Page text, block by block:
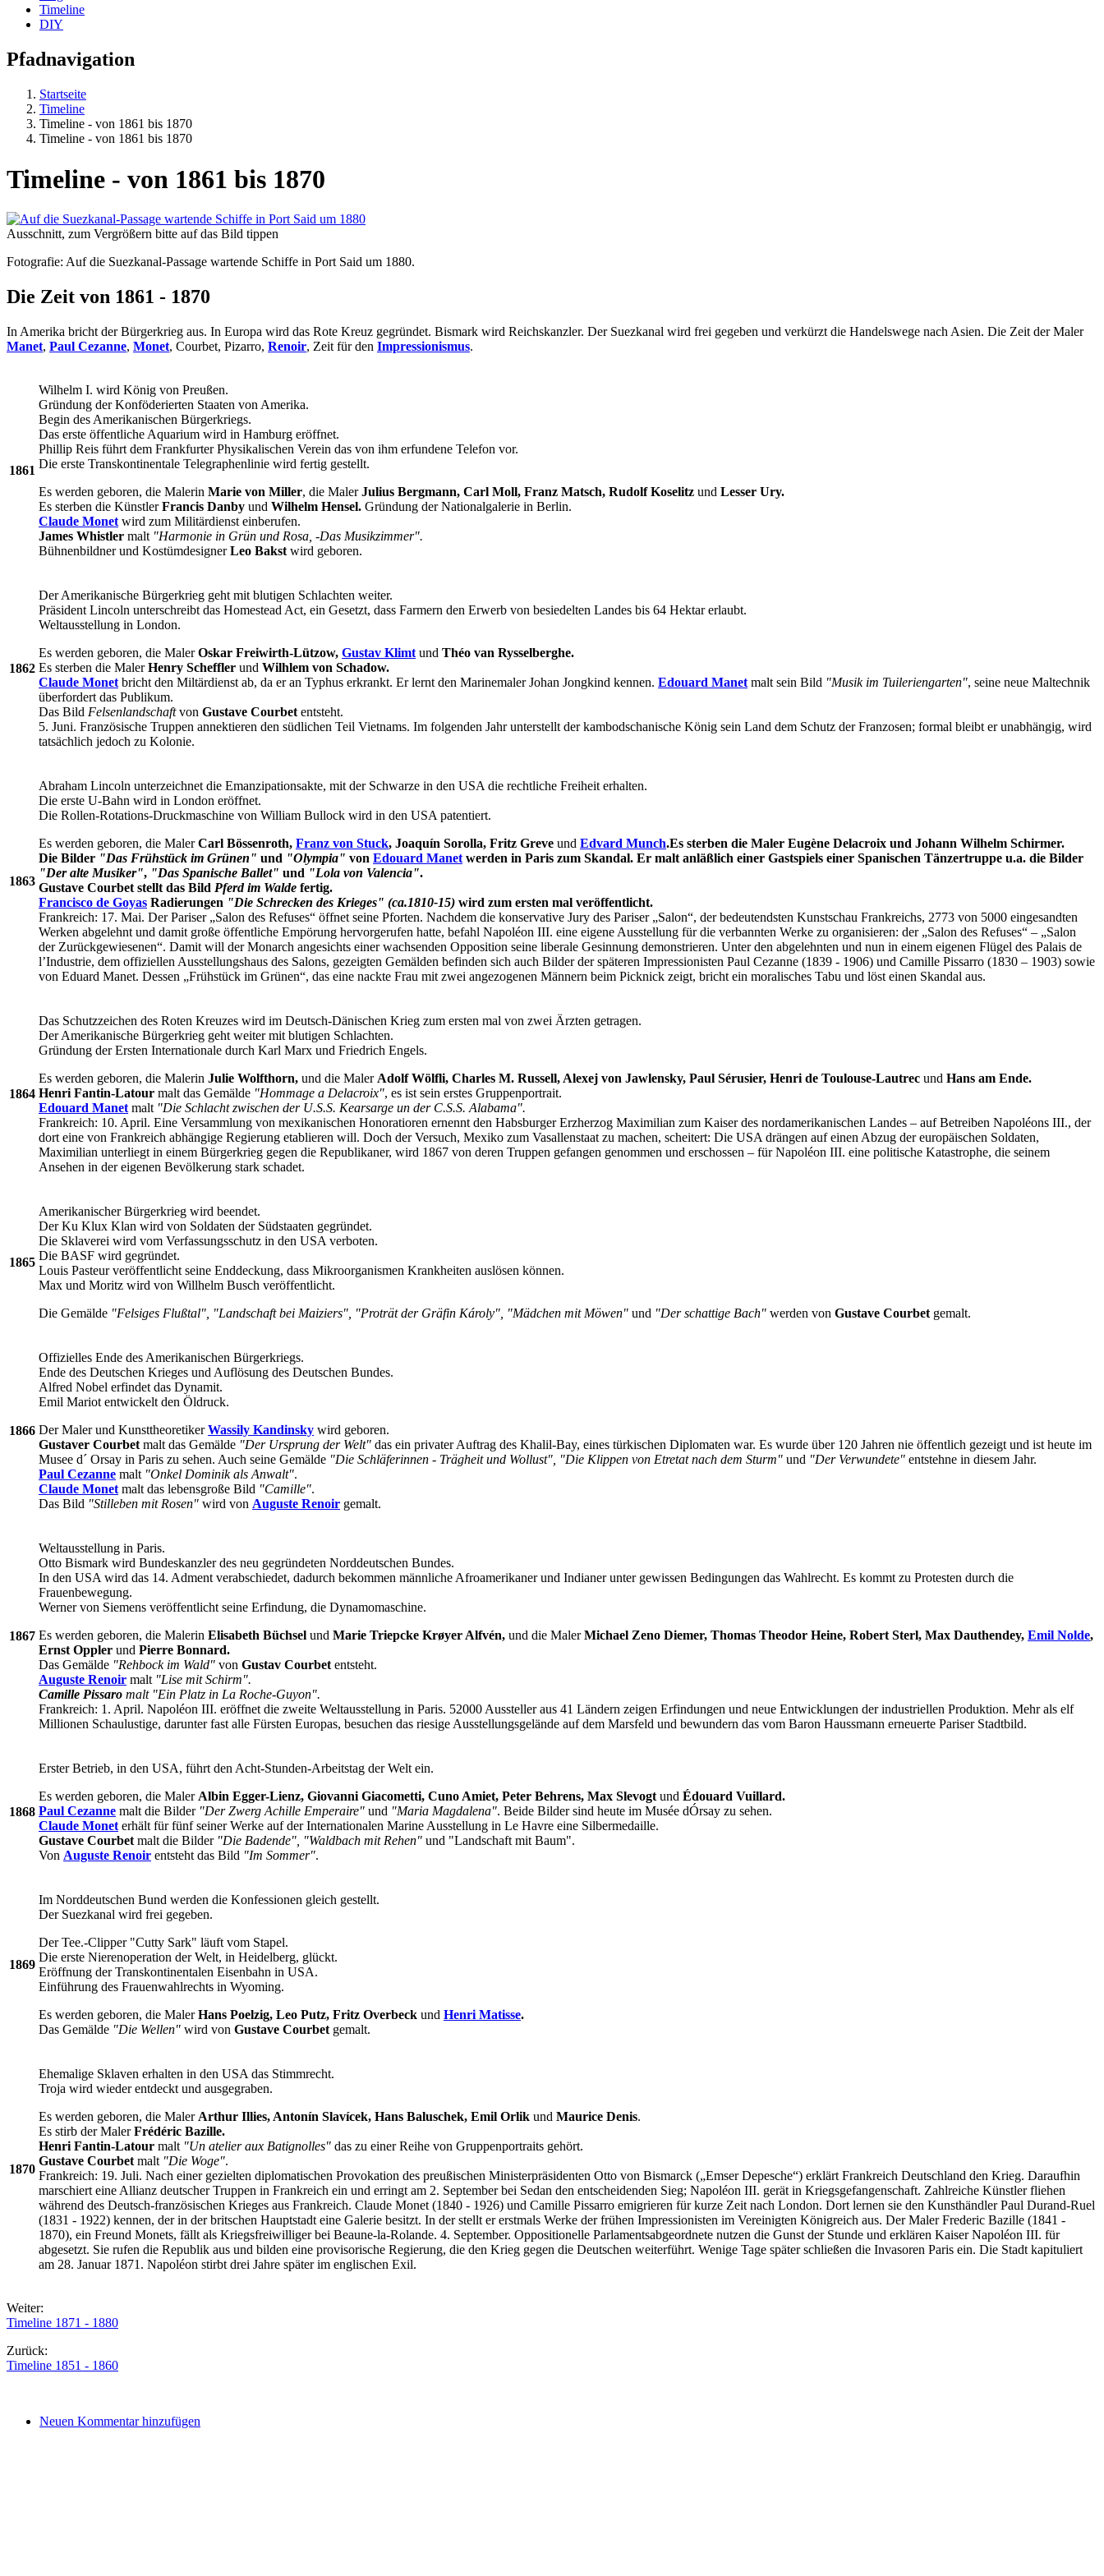
Timeline
DIY
Pfadnavigation
Startseite
Timeline
Timeline - von 1861 bis 1870
Timeline - von 1861 bis 1870
Timeline - von 1861 bis 1870
Ausschnitt, zum Vergrößern bitte auf das Bild tippen
Fotografie: Auf die Suezkanal-Passage wartende Schiffe in Port Said um 1880.
Die Zeit von 1861 - 1870
In Amerika bricht der Bürgerkrieg aus. In Europa wird das Rote Kreuz gegründet. Bismark wird Reichskanzler. Der Suezkanal wird frei gegeben und verkürzt die Handelswege nach Asien. Die Zeit der Maler
Manet, Paul Cezanne, Monet, Courbet, Pizarro, Renoir, Zeit für den Impressionismus.
1861
Wilhelm I. wird König von Preußen.
Gründung der Konföderierten Staaten von Amerika.
Begin des Amerikanischen Bürgerkriegs.
Das erste öffentliche Aquarium wird in Hamburg eröffnet.
Phillip Reis führt dem Frankfurter Physikalischen Verein das von ihm erfundene Telefon vor.
Die erste Transkontinentale Telegraphenlinie wird fertig gestellt.
Es werden geboren, die Malerin Marie von Miller, die MalerJulius Bergmann, Carl Moll, Franz Matsch, Rudolf Koselitz und Lesser Ury.
Es sterben die KünstlerFrancis Danby und Wilhelm Hensel. Gründung der Nationalgalerie in Berlin.
Claude Monet wird zum Militärdienst einberufen.
James Whistler malt "Harmonie in Grün und Rosa, -Das Musikzimmer".
Bühnenbildner und KostümdesignerLeo Bakst wird geboren.
1862
Der Amerikanische Bürgerkrieg geht mit blutigen Schlachten weiter.
Präsident Lincoln unterschreibt das Homestead Act, ein Gesetzt, dass Farmern den Erwerb von besiedelten Landes bis 64 Hektar erlaubt.
Weltausstellung in London.
Es werden geboren, die MalerOskar Freiwirth-Lützow, Gustav Klimt und Théo van Rysselberghe.
Es sterben die MalerHenry Scheffler und Wilhlem von Schadow.
Claude Monet bricht den Miltärdienst ab, da er an Typhus erkrankt. Er lernt den Marinemaler Johan Jongkind kennen. Edouard Manet malt sein Bild "Musik im Tuileriengarten", seine neue Maltechnik
überfordert das Publikum.
Das Bild Felsenlandschaftvon Gustave Courbet entsteht.
5. Juni. Französische Truppen annektieren den südlichen Teil Vietnams. Im folgenden Jahr unterstellt der kambodschanische König sein Land dem Schutz der Franzosen; formal bleibt er unabhängig, wird
tatsächlich jedoch zu Kolonie.
1863
Abraham Lincoln unterzeichnet die Emanzipationsakte, mit der Schwarze in den USA die rechtliche Freiheit erhalten.
Die erste U-Bahn wird in London eröffnet.
Die Rollen-Rotations-Druckmaschine von William Bullock wird in den USA patentiert.
Es werden geboren, die MalerCarl Bössenroth, Franz von Stuck, Joaquín Sorolla, Fritz Greve und Edvard Munch.Es sterben die Maler Eugène Delacroix und Johann Wilhelm Schirmer.
Die Bilder "Das Frühstück im Grünen" und "Olympia" von Edouard Manet werden in Paris zum Skandal. Er malt anläßlich einer Gastspiels einer Spanischen Tänzertruppe u.a. die Bilder
"Der alte Musiker", "Das Spanische Ballet" und "Lola von Valencia".
Gustave Courbet stellt das Bild Pferd im Walde fertig.
Francisco de Goyas Radierungen "Die Schrecken des Krieges" (ca.1810-15) wird zum ersten mal veröffentlicht.
Frankreich: 17. Mai. Der Pariser „Salon des Refuses“ öffnet seine Pforten. Nachdem die konservative Jury des Pariser „Salon“, der bedeutendsten Kunstschau Frankreichs, 2773 von 5000 eingesandten
Werken abgelehnt und damit große öffentliche Empörung hervorgerufen hatte, befahl Napoléon III. eine eigene Ausstellung für die verbannten Werke zu organisieren: der „Salon des Refuses“ – „Salon
der Zurückgewiesenen“. Damit will der Monarch angesichts einer wachsenden Opposition seine liberale Gesinnung demonstrieren. Unter den abgelehnten und nun in einem eigenen Flügel des Palais de
l’Industrie, dem offiziellen Ausstellungshaus des Salons, gezeigten Gemälden befinden sich auch Bilder der späteren Impressionisten Paul Cezanne (1839 - 1906) und Camille Pissarro (1830 – 1903) sowie
von Eduard Manet. Dessen „Frühstück im Grünen“, das eine nackte Frau mit zwei angezogenen Männern beim Picknick zeigt, bricht ein moralisches Tabu und löst einen Skandal aus.
1864
Das Schutzzeichen des Roten Kreuzes wird im Deutsch-Dänischen Krieg zum ersten mal von zwei Ärzten getragen.
Der Amerikanische Bürgerkrieg geht weiter mit blutigen Schlachten.
Gründung der Ersten Internationale durch Karl Marx und Friedrich Engels.
Es werden geboren, die Malerin Julie Wolfthorn, und die Maler Adolf Wölfli, Charles M. Russell, Alexej von Jawlensky, Paul Sérusier, Henri de Toulouse-Lautrec und Hans am Ende.
Henri Fantin-Latour malt das Gemälde "Hommage a Delacroix", es ist sein erstes Gruppenportrait.
Edouard Manet malt "Die Schlacht zwischen der U.S.S. Kearsarge un der C.S.S. Alabama".
Frankreich: 10. April. Eine Versammlung von mexikanischen Honoratioren ernennt den Habsburger Erzherzog Maximilian zum Kaiser des nordamerikanischen Landes – auf Betreiben Napoléons III., der
dort eine von Frankreich abhängige Regierung etablieren will. Doch der Versuch, Mexiko zum Vasallenstaat zu machen, scheitert: Die USA drängen auf einen Abzug der europäischen Soldaten,
Maximilian unterliegt in einem Bürgerkrieg gegen die Republikaner, wird 1867 von deren Truppen gefangen genommen und erschossen – für Napoléon III. eine politische Katastrophe, die seinem
Ansehen in der eigenen Bevölkerung stark schadet.
1865
Amerikanischer Bürgerkrieg wird beendet.
Der Ku Klux Klan wird von Soldaten der Südstaaten gegründet.
Die Sklaverei wird vom Verfassungsschutz in den USA verboten.
Die BASF wird gegründet.
Louis Pasteur veröffentlicht seine Enddeckung, dass Mikroorganismen Krankheiten auslösen können.
Max und Moritz wird von Willhelm Busch veröffentlicht.
Die Gemälde "Felsiges Flußtal", "Landschaft bei Maiziers", "Proträt der Gräfin Károly", "Mädchen mit Möwen" und "Der schattige Bach" werden von Gustave Courbet gemalt.
1866
Offizielles Ende des Amerikanischen Bürgerkriegs.
Ende des Deutschen Krieges und Auflösung des Deutschen Bundes.
Alfred Nobel erfindet das Dynamit.
Emil Mariot entwickelt den Öldruck.
Der Maler und KunsttheoretikerWassily Kandinsky wird geboren.
Gustaver Courbet malt das Gemälde "Der Ursprung der Welt" das ein privater Auftrag des Khalil-Bay, eines türkischen Diplomaten war. Es wurde über 120 Jahren nie öffentlich gezeigt und ist heute im
Musee d´ Orsay in Paris zu sehen. Auch seine Gemälde "Die Schläferinnen - Trägheit und Wollust", "Die Klippen von Etretat nach dem Sturm" und "Der Verwundete" entstehne in diesem Jahr.
Paul Cezanne malt "Onkel Dominik als Anwalt".
Claude Monet malt das lebensgroße Bild "Camille".
Das Bild "Stilleben mit Rosen" wird von Auguste Renoir gemalt.
1867
Weltausstellung in Paris.
Otto Bismark wird Bundeskanzler des neu gegründeten Norddeutschen Bundes.
In den USA wird das 14. Adment verabschiedet, dadurch bekommen männliche Afroamerikaner und Indianer unter gewissen Bedingungen das Wahlrecht. Es kommt zu Protesten durch die
Frauenbewegung.
Werner von Siemens veröffentlicht seine Erfindung, die Dynamomaschine.
Es werden geboren, die Malerin Elisabeth Büchsel und Marie Triepcke Krøyer Alfvén, und die MalerMichael Zeno Diemer, Thomas Theodor Heine, Robert Sterl, Max Dauthendey, Emil Nolde,
Ernst Oppler und Pierre Bonnard.
Das Gemälde "Rehbock im Wald" von Gustav Courbet entsteht.
Auguste Renoir malt "Lise mit Schirm".
Camille Pissaro malt "Ein Platz in La Roche-Guyon".
Frankreich: 1. April. Napoléon III. eröffnet die zweite Weltausstellung in Paris. 52000 Aussteller aus 41 Ländern zeigen Erfindungen und neue Entwicklungen der industriellen Produktion. Mehr als elf
Millionen Schaulustige, darunter fast alle Fürsten Europas, besuchen das riesige Ausstellungsgelände auf dem Marsfeld und bewundern das vom Baron Haussmann erneuerte Pariser Stadtbild.
1868
Erster Betrieb, in den USA, führt den Acht-Stunden-Arbeitstag der Welt ein.
Es werden geboren, die Maler Albin Egger-Lienz, Giovanni Giacometti, Cuno Amiet, Peter Behrens, Max Slevogt und Édouard Vuillard.
Paul Cezanne malt die Bilder "Der Zwerg Achille Emperaire" und "Maria Magdalena". Beide Bilder sind heute im Musée dÓrsay zu sehen.
Claude Monet erhält für fünf seiner Werke auf der Internationalen Marine Ausstellung in Le Havre eine Silbermedaille.
Gustave Courbet malt die Bilder "Die Badende", "Waldbach mit Rehen" und "Landschaft mit Baum".
Von Auguste Renoir entsteht das Bild "Im Sommer".
1869
Im Norddeutschen Bund werden die Konfessionen gleich gestellt.
Der Suezkanal wird frei gegeben.
Der Tee.-Clipper "Cutty Sark" läuft vom Stapel.
Die erste Nierenoperation der Welt, in Heidelberg, glückt.
Eröffnung der Transkontinentalen Eisenbahn in USA.
Einführung des Frauenwahlrechts in Wyoming.
Es werden geboren, die MalerHans Poelzig, Leo Putz, Fritz Overbeck und Henri Matisse.
Das Gemälde "Die Wellen" wird von Gustave Courbet gemalt.
1870
Ehemalige Sklaven erhalten in den USA das Stimmrecht.
Troja wird wieder entdeckt und ausgegraben.
Es werden geboren, die Maler Arthur Illies, Antonín Slavícek, Hans Baluschek, Emil Orlik und Maurice Denis.
Es stirb der MalerFrédéric Bazille.
Henri Fantin-Latour malt "Un atelier aux Batignolles" das zu einer Reihe von Gruppenportraits gehört.
Gustave Courbet malt "Die Woge".
Frankreich: 19. Juli. Nach einer gezielten diplomatischen Provokation des preußischen Ministerpräsidenten Otto von Bismarck („Emser Depesche“) erklärt Frankreich Deutschland den Krieg. Daraufhin
marschiert eine Allianz deutscher Truppen in Frankreich ein und erringt am 2. September bei Sedan den entscheidenden Sieg; Napoléon III. gerät in Kriegsgefangenschaft. Zahlreiche Künstler fliehen
während des Deutsch-französischen Krieges aus Frankreich. Claude Monet (1840 - 1926) und Camille Pissarro emigrieren für kurze Zeit nach London. Dort lernen sie den Kunsthändler Paul Durand-Ruel
(1831 - 1922) kennen, der in der britschen Hauptstadt eine Galerie besitzt. In der stellt er erstmals Werke der frühen Impressionisten im Vereinigten Königreich aus. Der Maler Frederic Bazille (1841 -
1870), ein Freund Monets, fällt als Kriegsfreiwilliger bei Beaune-la-Rolande. 4. September. Oppositionelle Parlamentsabgeordnete nutzen die Gunst der Stunde und erklären Kaiser Napoléon III. für
abgesetzt. Sie rufen die Republik aus und bilden eine provisorische Regierung, die den Krieg gegen die Deutschen weiterführt. Wenige Tage später schließen die Invasoren Paris ein. Die Stadt kapituliert
am 28. Januar 1871. Napoléon stirbt drei Jahre später im englischen Exil.
Weiter:
Timeline 1871 - 1880
Zurück:
Timeline 1851 - 1860
Neuen Kommentar hinzufügen